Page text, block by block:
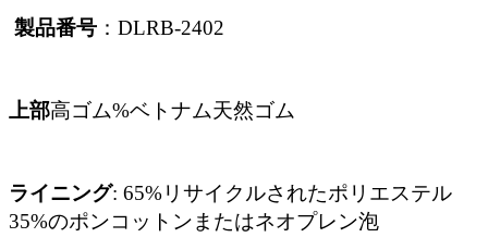
製品番号 ：DLRB-2402
上部高ゴム%ベトナム天然ゴム
ライニング: 65%リサイクルされたポリエステル
35%のポンコットンまたはネオプレン泡